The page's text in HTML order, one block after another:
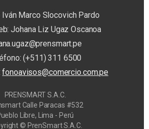
Iván Marco Slocovich Pardo
Johana Liz Ugaz Oscanoa
(+511) 311 6500
fonoavisos@comercio.com.pe
PRENSMART S.A.C.
Calle Paracas #532
Libre, Lima - Perú
© PrenSmart S.A.C.